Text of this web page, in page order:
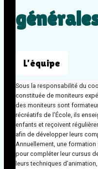
L’équipe
Sous la responsabilité du
constituée de moniteurs
des moniteurs sont
récréatifs de l’École, ils
enfants et reçoivent
afin de développer leurs
Annuellement, une
pour compléter leur cursus
leurs techniques